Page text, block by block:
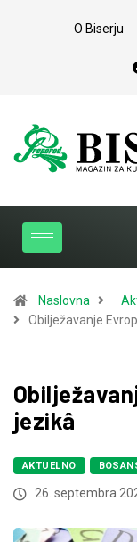
O Biserju
Naslovna
Obilježavanje
jezikâ
AKTUELNO
26. septembra